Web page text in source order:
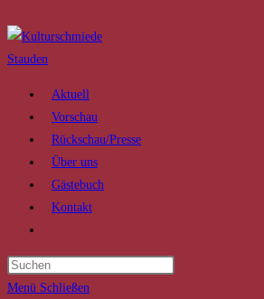
Inhalt
springen
Aktuell
Vorschau
Rückschau/Presse
Über uns
Gästebuch
Kontakt
umschalten
Menü Schließen